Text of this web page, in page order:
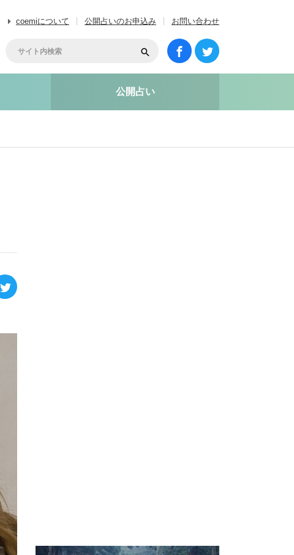
coemiについて 公開占いのお申込み お問い合わせ
公開占い